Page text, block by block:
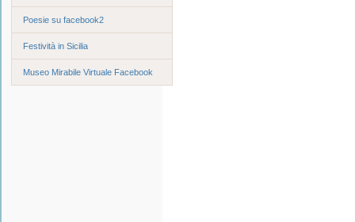
Poesie su facebook2
Festività in Sicilia
Museo Mirabile Virtuale Facebook